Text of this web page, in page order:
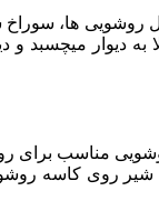
روشویی ها‏،
دیوار میچسبد
روی کاسه